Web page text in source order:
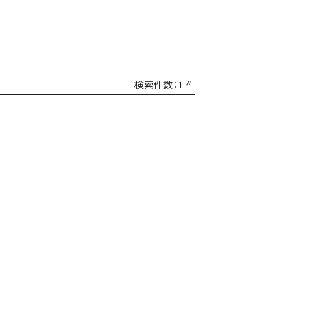
検索件数：1 件